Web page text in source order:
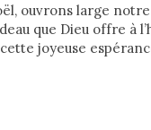
ouvrons large
que Dieu offre à
joyeuse